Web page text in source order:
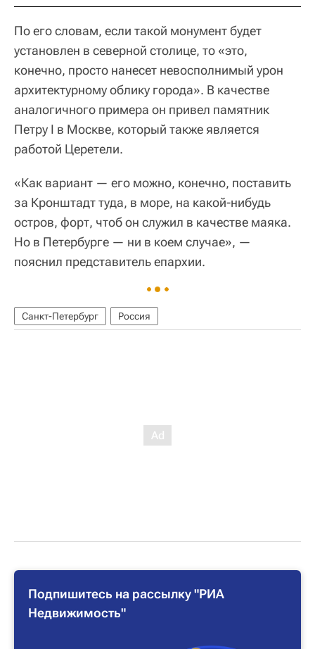
По его словам, если такой монумент будет
установлен в северной столице, то «это,
конечно, просто нанесет невосполнимый урон
архитектурному облику города». В качестве
аналогичного примера он привел памятник
Петру I в Москве, который также является
работой Церетели.
«Как вариант — его можно, конечно, поставить
за Кронштадт туда, в море, на какой-нибудь
остров, форт, чтоб он служил в качестве маяка.
Но в Петербурге — ни в коем случае», —
пояснил представитель епархии.
Санкт-Петербург Россия
Подпишитесь на рассылку "РИА
Недвижимость"